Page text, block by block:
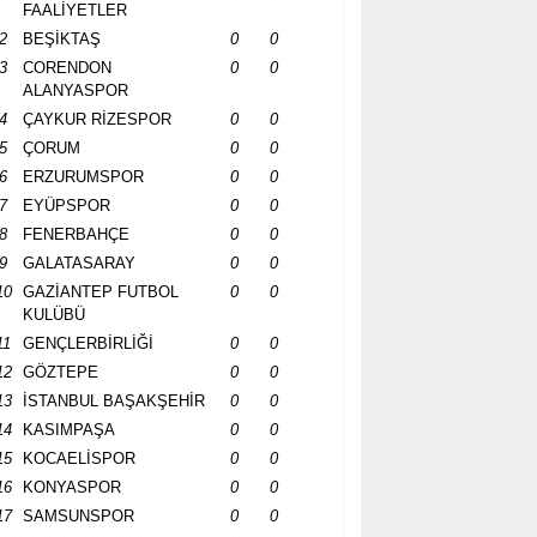
FAALİYETLER
2 BEŞİKTAŞ 0
0
3
CORENDON
ALANYASPOR
0 0
4 ÇAYKUR RİZESPOR 0
0
5
ÇORUM 0
0
6
ERZURUMSPOR 0
0
7
EYÜPSPOR 0
0
8
FENERBAHÇE 0
0
9
GALATASARAY 0
0
GAZİANTEP FUTBOL
KULÜBÜ
0 0
GENÇLERBİRLİĞİ 0
0
GÖZTEPE 0
0
İSTANBUL BAŞAKŞEHİR 0
0
KASIMPAŞA 0
0
KOCAELİSPOR 0
0
KONYASPOR 0
0
SAMSUNSPOR 0
0